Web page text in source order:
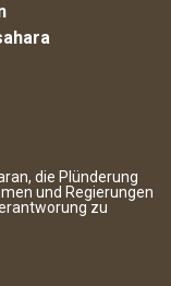
die Plünderung
und Regierungen
zu